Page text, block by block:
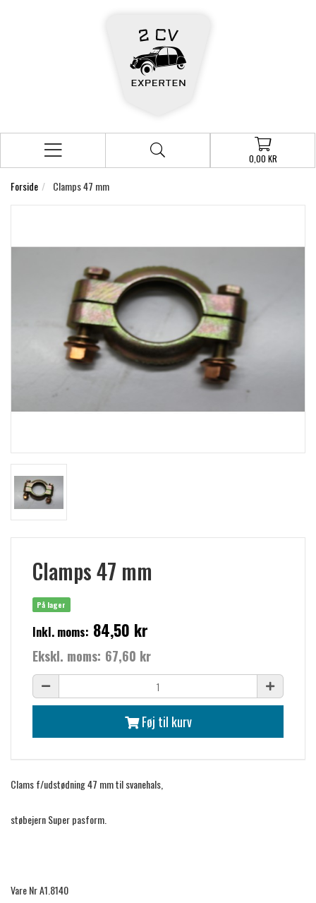
0,00 KR
Forside Clamps 47 mm
Clamps 47 mm
På lager
Inkl. moms: 84,50 kr
Ekskl. moms: 67,60 kr
Føj til kurv
Clams f/udstødning 47 mm til svanehals,
støbejern Super pasform.
Vare Nr A1.8140